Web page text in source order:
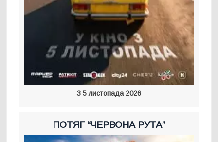
З 5 листопада 2026
ПОТЯГ “ЧЕРВОНА РУТА”